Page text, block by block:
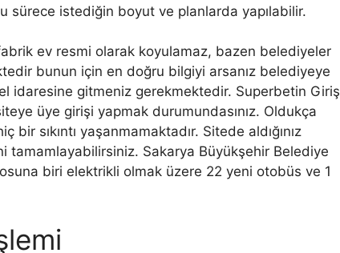
sürece istediğin boyut ve planlarda yapılabilir.
ev resmi olarak koyulamaz, bazen belediyeler
bunun için en doğru bilgiyi arsanız belediyeye
idaresine gitmeniz gerekmektedir. Superbetin Giriş
üye girişi yapmak durumundasınız. Oldukça
sıkıntı yaşanmamaktadır. Sitede aldığınız
tamamlayabilirsiniz. Sakarya Büyükşehir Belediye
biri elektrikli olmak üzere 22 yeni otobüs ve 1